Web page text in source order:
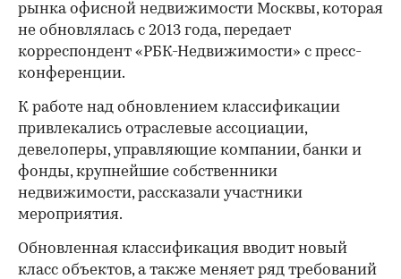
рынка офисной недвижимости Москвы, которая
не обновлялась с 2013 года, передает
корреспондент «РБК-Недвижимости» с пресс-
конференции.
К работе над обновлением классификации
привлекались отраслевые ассоциации,
девелоперы, управляющие компании, банки и
фонды, крупнейшие собственники
недвижимости, рассказали участники
мероприятия.
Обновленная классификация вводит новый
класс объектов, а также меняет ряд требований